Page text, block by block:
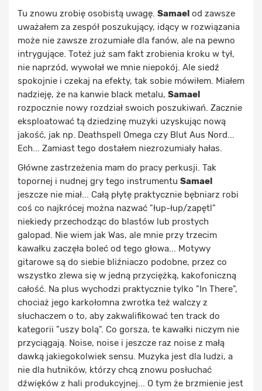
Tu znowu zrobię osobistą uwagę. Samael od zawsze
uważałem za zespół poszukujący, idący w rozwiązania
może nie zawsze zrozumiałe dla fanów, ale na pewno
intrygujące. Toteż już sam fakt zrobienia kroku w tył,
nie naprzód, wywołał we mnie niepokój. Ale siedź
spokojnie i czekaj na efekty, tak sobie mówiłem. Miałem
nadzieję, że na kanwie black metalu, Samael
rozpocznie nowy rozdział swoich poszukiwań. Zacznie
eksploatować tą dziedzinę muzyki uzyskując nową
jakość, jak np. Deathspell Omega czy Blut Aus Nord...
Ech... Zamiast tego dostałem niezrozumiały hałas.
Główne zastrzeżenia mam do pracy perkusji. Tak
topornej i nudnej gry tego instrumentu Samael
jeszcze nie miał... Całą płytę praktycznie bębniarz robi
coś co najkrócej można nazwać "łup-łup/zapętl"
niekiedy przechodząc do blastów lub prostych
galopad. Nie wiem jak Was, ale mnie przy trzecim
kawałku zaczęła boleć od tego głowa... Motywy
gitarowe są do siebie bliźniaczo podobne, przez co
wszystko zlewa się w jedną przyciężką, kakofoniczną
całość. Na plus wychodzi praktycznie tylko "In There",
chociaż jego karkołomna zwrotka też walczy z
słuchaczem o to, aby zakwalifikować ten track do
kategorii "uszy bolą". Co gorsza, te kawałki niczym nie
przyciągają. Noise, noise i jeszcze raz noise z małą
dawką jakiegokolwiek sensu. Muzyka jest dla ludzi, a
nie dla hutników, którzy chcą znowu posłuchać
dźwięków z hali produkcyjnej... O tym że brzmienie jest